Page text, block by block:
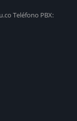
Teléfono PBX: